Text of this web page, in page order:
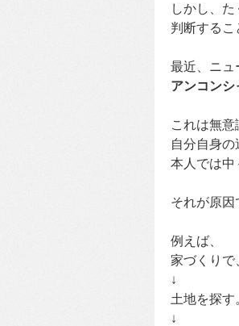
しかし、
判断するこ
最近、ニュ
アンコンシ
これは無意
自分自身の
本人では中
それが原因
例えば、
家づくりで
↓
土地を探す
↓